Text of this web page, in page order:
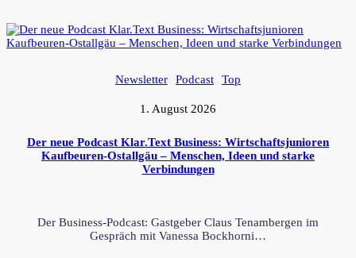
Newsletter Podcast Top
1. August 2026
Der neue Podcast Klar.Text Business: Wirtschaftsjunioren
Kaufbeuren-Ostallgäu – Menschen, Ideen und starke
Verbindungen
Der Business-Podcast: Gastgeber Claus Tenambergen im
Gespräch mit Vanessa Bockhorni…